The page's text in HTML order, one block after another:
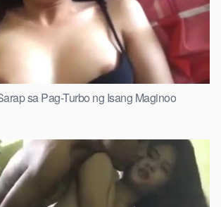
sa Pag-Turbo ng Isang Maginoo